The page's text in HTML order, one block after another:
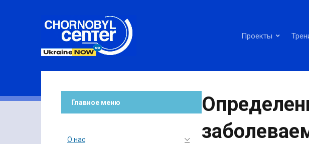
Проекты
Главное меню
О нас